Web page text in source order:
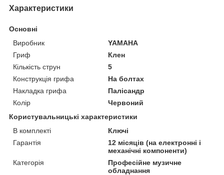
Характеристики
Основні
Виробник
YAMAHA
Гриф
Клен
Кількість струн
5
Конструкція грифа
На болтах
Накладка грифа
Палісандр
Колір
Червоний
Користувальницькі характеристики
В комплекті
Ключі
Гарантія
12 місяців (на електронні і
механічні компоненти)
Категорія
Професійне музичне
обладнання